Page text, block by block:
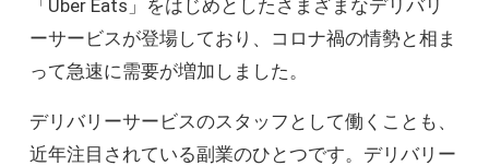
「Uber Eats」をはじめとしたさまざまなデリバリ
ーサービスが登場しており、コロナ禍の情勢と相ま
って急速に需要が増加しました。
デリバリーサービスのスタッフとして働くことも、
近年注目されている副業のひとつです。デリバリー